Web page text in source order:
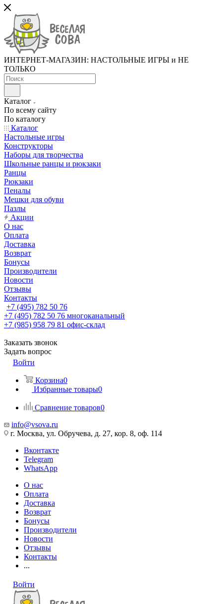
ИНТЕРНЕТ-МАГАЗИН: НАСТОЛЬНЫЕ ИГРЫ и НЕ
ТОЛЬКО
Каталог
По всему сайту
По каталогу
Каталог
Настольные игры
Конструкторы
Наборы для творчества
Школьные ранцы и рюкзаки
Ранцы
Рюкзаки
Пеналы
Мешки для обуви
Пазлы
Акции
О нас
Оплата
Доставка
Возврат
Бонусы
Производители
Новости
Отзывы
Контакты
+7 (495) 782 50 76
+7 (495) 782 50 76 многоканальный
+7 (985) 958 79 81 офис-склад
Заказать звонок
Задать вопрос
Войти
Корзина0
Избранные товары0
Сравнение товаров0
info@vsova.ru
г. Москва, ул. Обручева, д. 27, кор. 8, оф. 114
Вконтакте
Telegram
WhatsApp
О нас
Оплата
Доставка
Возврат
Бонусы
Производители
Новости
Отзывы
Контакты
...
Войти